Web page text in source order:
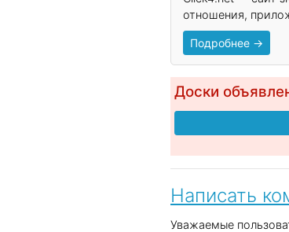
отношения,
Подробнее →
Доски
Написать
Уважаемые